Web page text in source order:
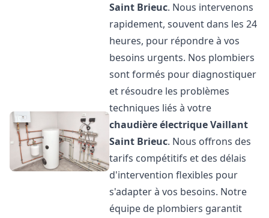
Saint Brieuc. Nous intervenons
rapidement, souvent dans les 24
heures, pour répondre à vos
besoins urgents. Nos plombiers
sont formés pour diagnostiquer
et résoudre les problèmes
techniques liés à votre
chaudière électrique Vaillant
Saint Brieuc. Nous offrons des
tarifs compétitifs et des délais
d'intervention flexibles pour
s'adapter à vos besoins. Notre
équipe de plombiers garantit